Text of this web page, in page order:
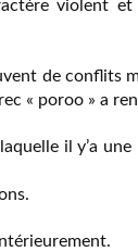
violent
de conflits
« poroo » a
il y’a